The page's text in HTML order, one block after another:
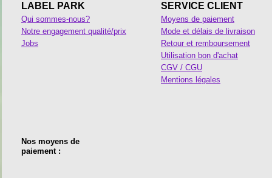
LABEL PARK
Qui sommes-nous?
Notre engagement qualité/prix
Jobs
SERVICE CLIENT
Moyens de paiement
Mode et délais de livraison
Retour et remboursement
Utilisation bon d'achat
CGV / CGU
Mentions légales
Nos moyens de
paiement :